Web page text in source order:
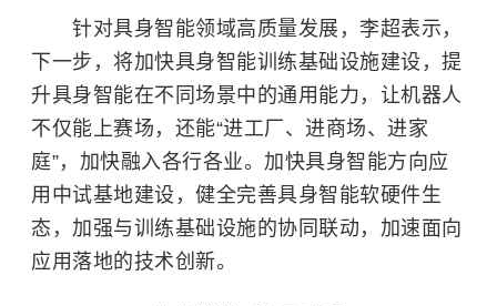
针对具身智能领域高质量发展，李超表示，
下一步，将加快具身智能训练基础设施建设，提
升具身智能在不同场景中的通用能力，让机器人
不仅能上赛场，还能“进工厂、进商场、进家
庭”，加快融入各行各业。加快具身智能方向应
用中试基地建设，健全完善具身智能软硬件生
态，加强与训练基础设施的协同联动，加速面向
应用落地的技术创新。